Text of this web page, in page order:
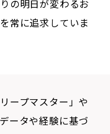
、掛けふとんなど